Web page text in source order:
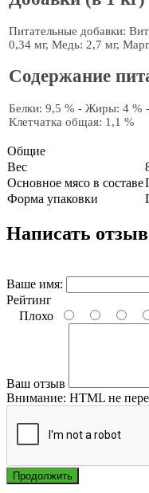
Питательные добавки:
0,34 мг, Медь: 2,7 мг,
Содержание
Белки: 9,5 % - Жиры: 4 %
Клетчатка общая: 1,1 %
Общие
Вес
Основное мясо в составе
Форма упаковки
Написать отзыв
Ваше имя:
Рейтинг
Плохо
Ваш отзыв
Внимание: HTML не
Продолжить